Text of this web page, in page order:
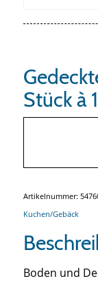
Stück à
Artikelnummer:
Kuchen/Gebäck
Boden und